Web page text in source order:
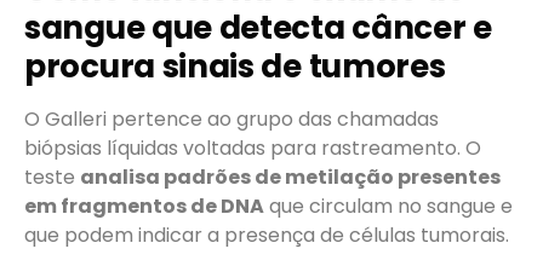
sangue que detecta câncer e
procura sinais de tumores
O Galleri pertence ao grupo das chamadas
biópsias líquidas voltadas para rastreamento. O
teste analisa padrões de metilação presentes
em fragmentos de DNAque circulam no sangue e
que podem indicar a presença de células tumorais.